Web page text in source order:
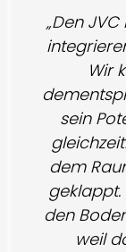
„Den
Wir
sein
dem
den
weil